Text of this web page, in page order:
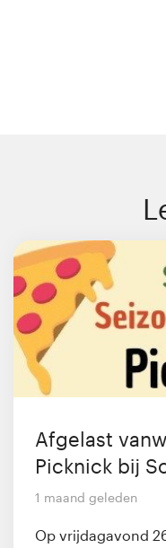
Afgelast
Picknick bij
1 maand geleden
Op vrijdagavond